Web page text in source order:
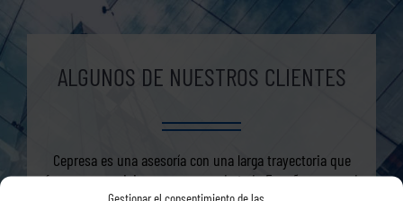
ALGUNOS DE NUESTROS CLIENTES
Cepresa es una asesoría con una larga trayectoria que
ofrece sus servicios a empresas de toda España, ya sea de